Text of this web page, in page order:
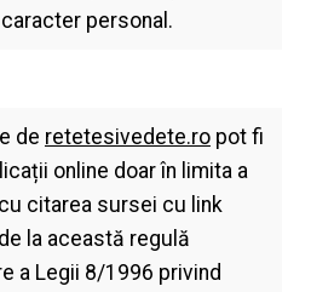
personal.
de retetesivedete.ropot fi
online doar în limita a
citarea sursei cu link
la această regulă
a Legii 8/1996 privind